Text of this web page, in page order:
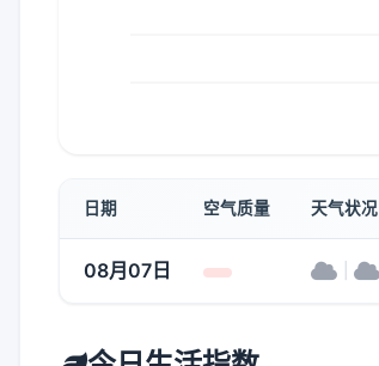
日期 空气质量 天气状况
08月07日